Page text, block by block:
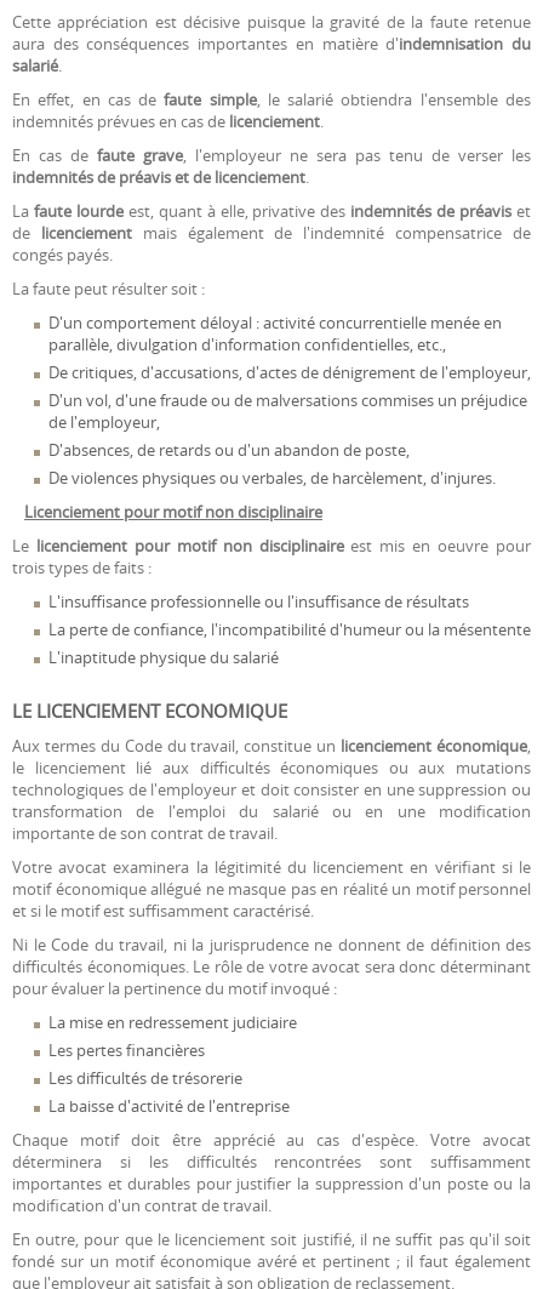
Cette appréciation est décisive puisque la gravité de la faute retenue
aura des conséquences importantes en matière d'indemnisation du
salarié.
En effet, en cas defaute simple, le salarié obtiendra l'ensemble des
indemnités prévues en cas de licenciement.
En cas de faute grave, l'employeur ne sera pas tenu de verser les
indemnités de préavis et de licenciement.
La faute lourdeest, quant à elle, privative des indemnités de préavis et
de licenciementmais également de l'indemnité compensatrice de
congés payés.
La faute peut résulter soit :
D'un comportement déloyal : activité concurrentielle menée en
parallèle, divulgation d'information confidentielles, etc.,
De critiques, d'accusations, d'actes de dénigrement de l'employeur,
D'un vol, d'une fraude ou de malversations commises un préjudice
de l'employeur,
D'absences, de retards ou d'un abandon de poste,
De violences physiques ou verbales, de harcèlement, d'injures.
Licenciement pour motif non disciplinaire
Le licenciement pour motif non disciplinaireest mis en oeuvre pour
trois types de faits :
L'insuffisance professionnelle ou l'insuffisance de résultats
La perte de confiance, l'incompatibilité d'humeur ou la mésentente
L'inaptitude physique du salarié
LE LICENCIEMENT ECONOMIQUE
Aux termes du Code du travail, constitue un licenciement économique,
le licenciement lié aux difficultés économiques ou aux mutations
technologiques de l'employeur et doit consister en une suppression ou
transformation de l'emploi du salarié ou en une modification
importante de son contrat de travail.
Votre avocat examinera la légitimité du licenciement en vérifiant si le
motif économique allégué ne masque pas en réalité un motif personnel
et si le motif est suffisamment caractérisé.
Ni le Code du travail, ni la jurisprudence ne donnent de définition des
difficultés économiques. Le rôle de votre avocat sera donc déterminant
pour évaluer la pertinence du motif invoqué :
La mise en redressement judiciaire
Les pertes financières
Les difficultés de trésorerie
La baisse d'activité de l'entreprise
Chaque motif doit être apprécié au cas d'espèce. Votre avocat
déterminera si les difficultés rencontrées sont suffisamment
importantes et durables pour justifier la suppression d'un poste ou la
modification d'un contrat de travail.
En outre, pour que le licenciement soit justifié, il ne suffit pas qu'il soit
fondé sur un motif économique avéré et pertinent ; il faut également
que l'employeur ait satisfait à son obligation de reclassement.